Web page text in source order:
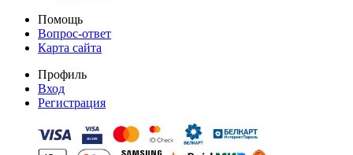
Помощь
Вопрос-ответ
Карта сайта
Профиль
Вход
Регистрация